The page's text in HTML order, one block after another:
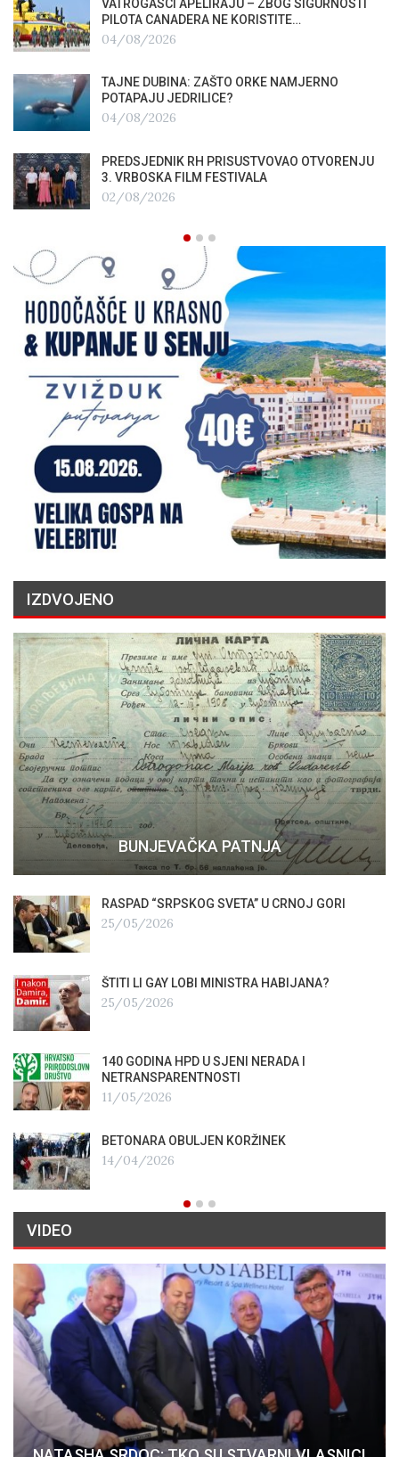
VATROGASCI APELIRAJU – ZBOG SIGURNOSTI
PILOTA CANADERA NE KORISTITE…
04/08/2026
TAJNE DUBINA: ZAŠTO ORKE NAMJERNO
POTAPAJU JEDRILICE?
04/08/2026
PREDSJEDNIK RH PRISUSTVOVAO OTVORENJU
3. VRBOSKA FILM FESTIVALA
02/08/2026
IZDVOJENO
BUNJEVAČKA PATNJA
RASPAD “SRPSKOG SVETA” U CRNOJ GORI
25/05/2026
ŠTITI LI GAY LOBI MINISTRA HABIJANA?
25/05/2026
140 GODINA HPD U SJENI NERADA I
NETRANSPARENTNOSTI
11/05/2026
BETONARA OBULJEN KORŽINEK
14/04/2026
VIDEO